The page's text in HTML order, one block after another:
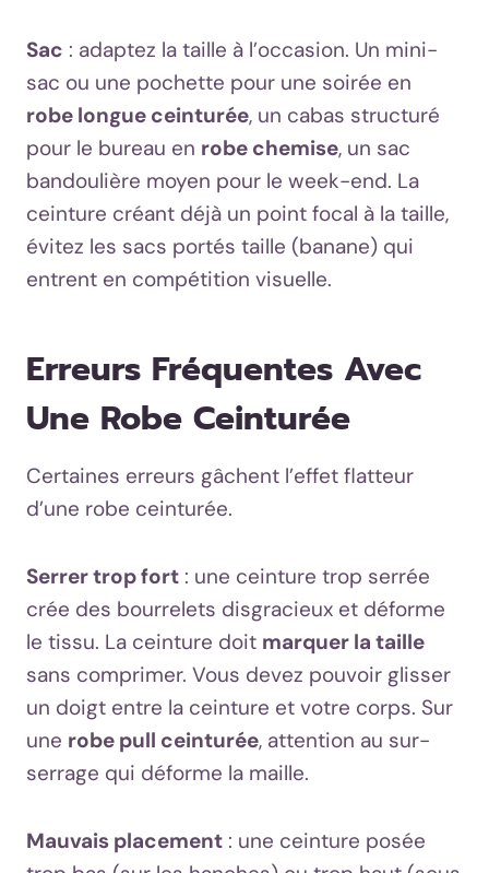
Sac : adaptez la taille à l’occasion. Un mini-
sac ou une pochette pour une soirée en
robe longue ceinturée, un cabas structuré
pour le bureau en robe chemise, un sac
bandoulière moyen pour le week-end. La
ceinture créant déjà un point focal à la taille,
évitez les sacs portés taille (banane) qui
entrent en compétition visuelle.
Erreurs Fréquentes Avec
Une Robe Ceinturée
Certaines erreurs gâchent l’effet flatteur
d’une robe ceinturée.
Serrer trop fort : une ceinture trop serrée
crée des bourrelets disgracieux et déforme
le tissu. La ceinture doit marquer la taille
sans comprimer. Vous devez pouvoir glisser
un doigt entre la ceinture et votre corps. Sur
une robe pull ceinturée, attention au sur-
serrage qui déforme la maille.
Mauvais placement : une ceinture posée